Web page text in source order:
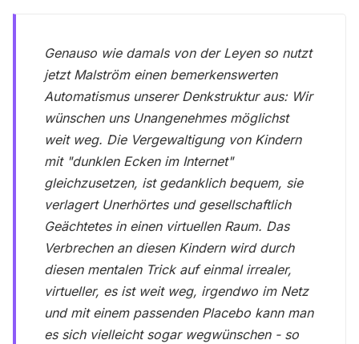
Genauso wie damals von der Leyen so nutzt
jetzt Malström einen bemerkenswerten
Automatismus unserer Denkstruktur aus: Wir
wünschen uns Unangenehmes möglichst
weit weg. Die Vergewaltigung von Kindern
mit "dunklen Ecken im Internet"
gleichzusetzen, ist gedanklich bequem, sie
verlagert Unerhörtes und gesellschaftlich
Geächtetes in einen virtuellen Raum. Das
Verbrechen an diesen Kindern wird durch
diesen mentalen Trick auf einmal irrealer,
virtueller, es ist weit weg, irgendwo im Netz
und mit einem passenden Placebo kann man
es sich vielleicht sogar wegwünschen - so